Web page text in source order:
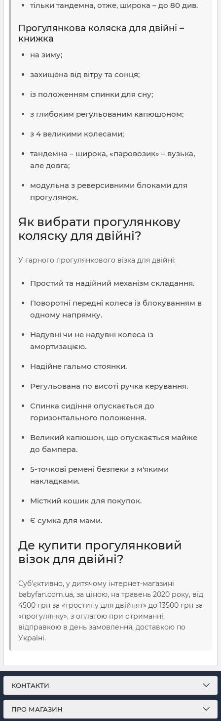
тільки тандемна, отже, широка – до 80 див.
Прогулянкова коляска для двійні –
книжка
на зиму;
захищена від вітру та сонця;
із положенням спинки для сну;
з глибоким регульованим капюшоном;
з 4 великими колесами;
тандемна – широка, «паровозик» – вузька,
але довга;
модульна з реверсивними блоками для
прогулянок.
Як вибрати прогулянкову
коляску для двійні?
У гарного прогулянкового візка для двійні:
Простий та надійний механізм складання.
Поворотні передні колеса із блокуванням в
одному напрямку.
Надувні чи не надувні колеса із
амортизацією.
Надійне гальмо стоянки.
Регульована по висоті ручка керування.
Спинка сидіння опускається до
горизонтального положення.
Великий капюшон, що опускається майже
до бампера.
5-точкові ремені безпеки з м'якими
накладками.
Місткий кошик для покупок.
Є сумка для мами.
Де купити прогулянковий
візок для двійні?
Суб'єктивно, у дитячому інтернет-магазині
babyfan.com.ua, за ціною, на травень 2020 року, від
4500 грн за «тростину для двійнят» до 13500 грн за
«прогулянку», з оплатою при отриманні,
відправкою в день замовлення, доставкою по
Україні.
КОНТАКТИ
ПРО МАГАЗИН